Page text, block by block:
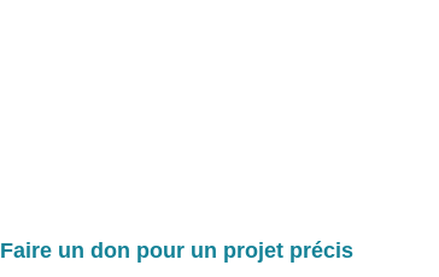
Faire un don pour un projet précis